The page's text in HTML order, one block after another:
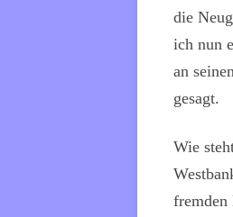
die
ich nun
an
gesagt.
Wie
fremden